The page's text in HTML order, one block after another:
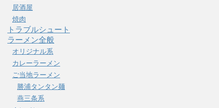
居酒屋
焼肉
トラブルシュート
ラーメン全般
オリジナル系
カレーラーメン
ご当地ラーメン
勝浦タンタン麺
燕三条系